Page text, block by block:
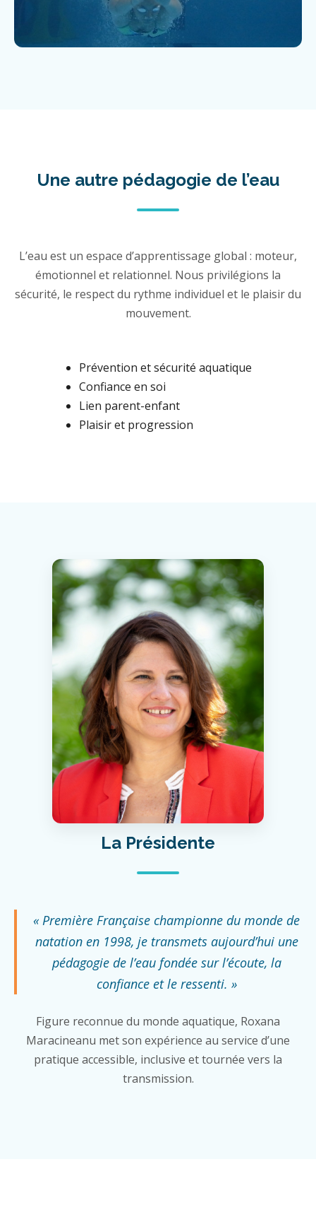
Une autre pédagogie de l’eau
L’eau est un espace d’apprentissage global : moteur,
émotionnel et relationnel. Nous privilégions la
sécurité, le respect du rythme individuel et le plaisir du
mouvement.
Prévention et sécurité aquatique
Confiance en soi
Lien parent-enfant
Plaisir et progression
La Présidente
« Première Française championne du monde de
natation en 1998, je transmets aujourd’hui une
pédagogie de l’eau fondée sur l’écoute, la
confiance et le ressenti. »
Figure reconnue du monde aquatique, Roxana
Maracineanu met son expérience au service d’une
pratique accessible, inclusive et tournée vers la
transmission.